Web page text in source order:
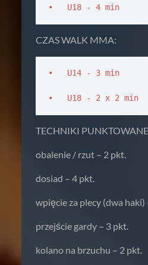
•   U18 - 4 min
CZAS WALK MMA:
•   U14 - 3 min
•   U18 - 2 x 2 min
TECHNIKI
obalenie / rzut – 2 pkt.
dosiad – 4 pkt.
wpięcie za plecy (dwa haki)
przejście gardy – 3 pkt.
kolano na brzuchu – 2 pkt.